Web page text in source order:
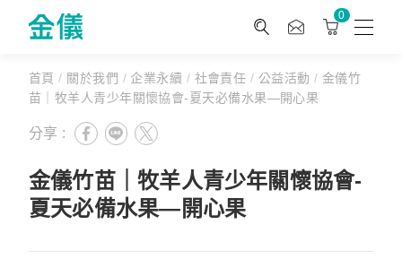
0
首頁/ 關於我們 /企業永續 / 社會責任 / 公益活動 / 金儀竹
苗｜牧羊人青少年關懷協會-夏天必備水果—開心果
分享 :
金儀竹苗｜牧羊人青少年關懷協會-
夏天必備水果—開心果